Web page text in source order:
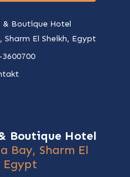
& Boutique Hotel
El Sheikh, Egypt
Boutique Hotel
Bay, Sharm El
Egypt